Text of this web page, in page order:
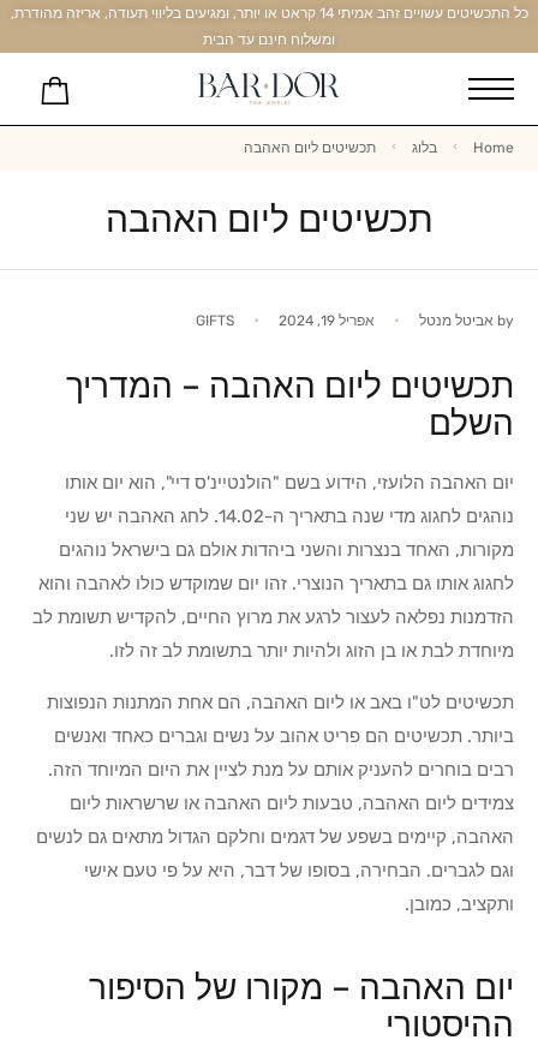
כל התכשיטים עשויים זהב אמיתי 14 קראט או יותר, ומגיעים בליווי תעודה, אריזה מהודרת,
ומשלוח חינם עד הבית
Home בלוג תכשיטים ליום האהבה
תכשיטים ליום האהבה
by אביטל מנטל אפריל 19, 2024 GIFTS
תכשיטים ליום האהבה – המדריך
השלם
יום האהבה הלועזי, הידוע בשם "הולנטיינ'ס דיי", הוא יום אותו
נוהגים לחגוג מדי שנה בתאריך ה-14.02. לחג האהבה יש שני
מקורות, האחד בנצרות והשני ביהדות אולם גם בישראל נוהגים
לחגוג אותו גם בתאריך הנוצרי. זהו יום שמוקדש כולו לאהבה והוא
הזדמנות נפלאה לעצור לרגע את מרוץ החיים, להקדיש תשומת לב
מיוחדת לבת או בן הזוג ולהיות יותר בתשומת לב זה לזו.
תכשיטים לט"ו באב או ליום האהבה, הם אחת המתנות הנפוצות
ביותר. תכשיטים הם פריט אהוב על נשים וגברים כאחד ואנשים
רבים בוחרים להעניק אותם על מנת לציין את היום המיוחד הזה.
צמידים ליום האהבה, טבעות ליום האהבה או שרשראות ליום
האהבה, קיימים בשפע של דגמים וחלקם הגדול מתאים גם לנשים
וגם לגברים. הבחירה, בסופו של דבר, היא על פי טעם אישי
ותקציב, כמובן.
יום האהבה – מקורו של הסיפור
ההיסטורי